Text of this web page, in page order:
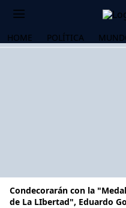
HOME POLÍTICA
Condecorarán con la
de La LIbertad", Eduardo